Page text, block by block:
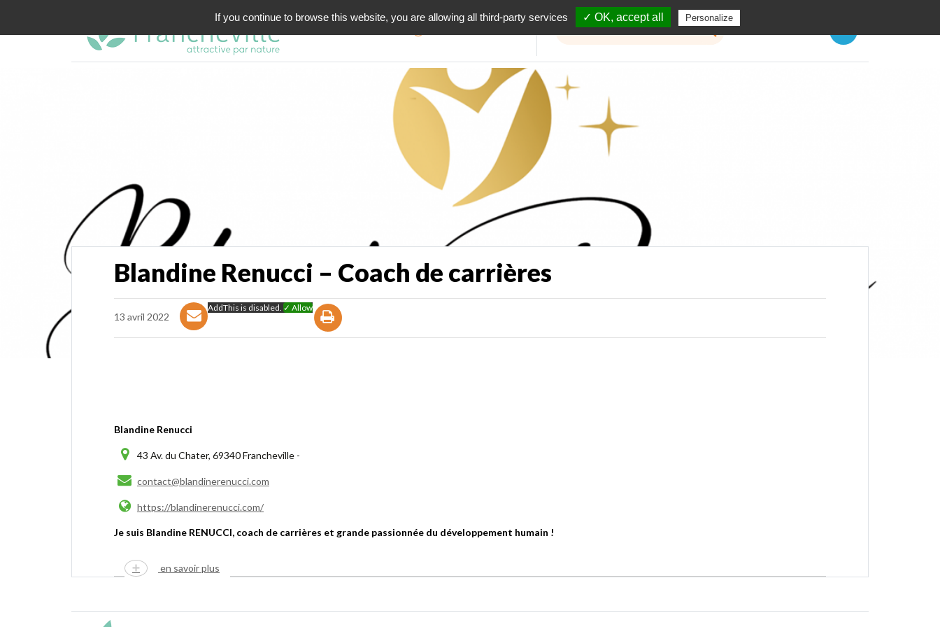
Blandine Renucci – Coach de carrières
13 avril 2022
AddThis is disabled. ✓ Allow
Blandine Renucci
43 Av. du Chater, 69340 Francheville -
contact@blandinerenucci.com
https://blandinerenucci.com/
Je suis Blandine RENUCCI, coach de carrières et grande passionnée du développement humain !
en savoir plus
If you continue to browse this website, you are allowing all third-party services ✓ OK, accept all Personalize